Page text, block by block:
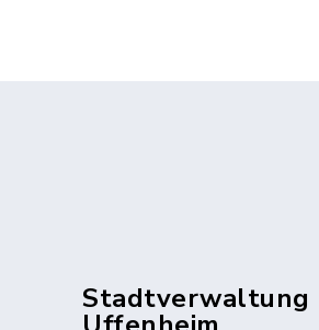
Stadtverwaltung